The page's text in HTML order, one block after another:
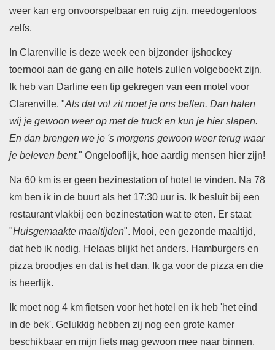
weer kan erg onvoorspelbaar en ruig zijn, meedogenloos
zelfs.
In Clarenville is deze week een bijzonder ijshockey
toernooi aan de gang en alle hotels zullen volgeboekt zijn.
Ik heb van Darline een tip gekregen van een motel voor
Clarenville. "Als dat vol zit moet je ons bellen. Dan halen
wij je gewoon weer op met de truck en kun je hier slapen.
En dan brengen we je 's morgens gewoon weer terug waar
je beleven bent." Ongelooflijk, hoe aardig mensen hier zijn!
Na 60 km is er geen bezinestation of hotel te vinden. Na 78
km ben ik in de buurt als het 17:30 uur is. Ik besluit bij een
restaurant vlakbij een bezinestation wat te eten. Er staat
"Huisgemaakte maaltijden". Mooi, een gezonde maaltijd,
dat heb ik nodig. Helaas blijkt het anders. Hamburgers en
pizza broodjes en dat is het dan.
Ik ga voor de pizza en die
is heerlijk.
Ik moet nog 4 km fietsen voor het hotel en ik heb 'het eind
in de bek'. Gelukkig hebben zij nog een grote kamer
beschikbaar en mijn fiets mag gewoon mee naar binnen.